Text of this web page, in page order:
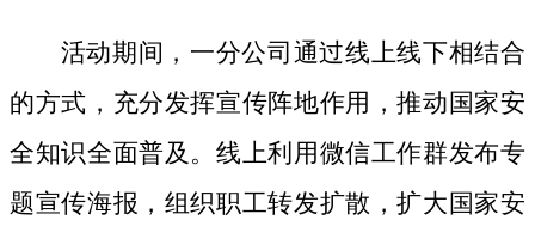
活动期间， 一分公司通过线上线下相结合
的方式， 充分发挥宣传阵地作用，推动国家安
全知识全面普及。线上利用微信工作群发布专
题宣传海报，组织职工转发扩散，扩大国家安